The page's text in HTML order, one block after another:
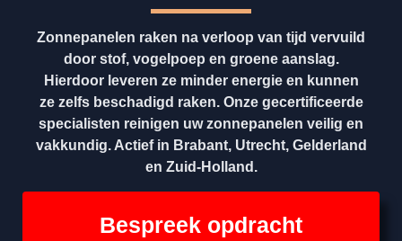
Zonnepanelen raken na verloop van tijd vervuild
door stof, vogelpoep en groene aanslag.
Hierdoor leveren ze minder energie en kunnen
ze zelfs beschadigd raken. Onze gecertificeerde
specialisten reinigen uw zonnepanelen veilig en
vakkundig. Actief in Brabant, Utrecht, Gelderland
en Zuid-Holland.
Bespreek opdracht